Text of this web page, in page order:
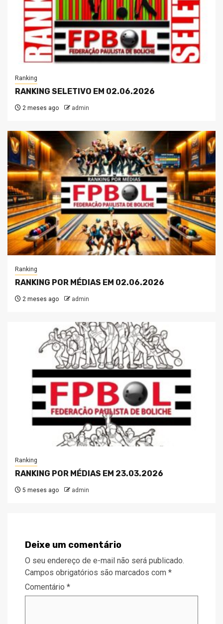
Ranking
RANKING SELETIVO EM 02.06.2026
2 meses ago admin
Ranking
RANKING POR MÉDIAS EM 02.06.2026
2 meses ago admin
Ranking
RANKING POR MÉDIAS EM 23.03.2026
5 meses ago admin
Deixe um comentário
O seu endereço de e-mail não será publicado.
Campos obrigatórios são marcados com *
Comentário *